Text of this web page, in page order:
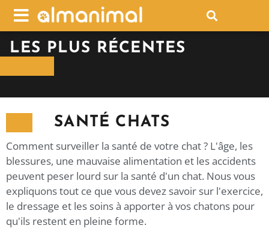
LES PLUS RÉCENTES
SANTÉ CHATS
Comment surveiller la santé de votre chat ? L'âge, les
blessures, une mauvaise alimentation et les accidents
peuvent peser lourd sur la santé d'un chat. Nous vous
expliquons tout ce que vous devez savoir sur l'exercice,
le dressage et les soins à apporter à vos chatons pour
qu'ils restent en pleine forme.